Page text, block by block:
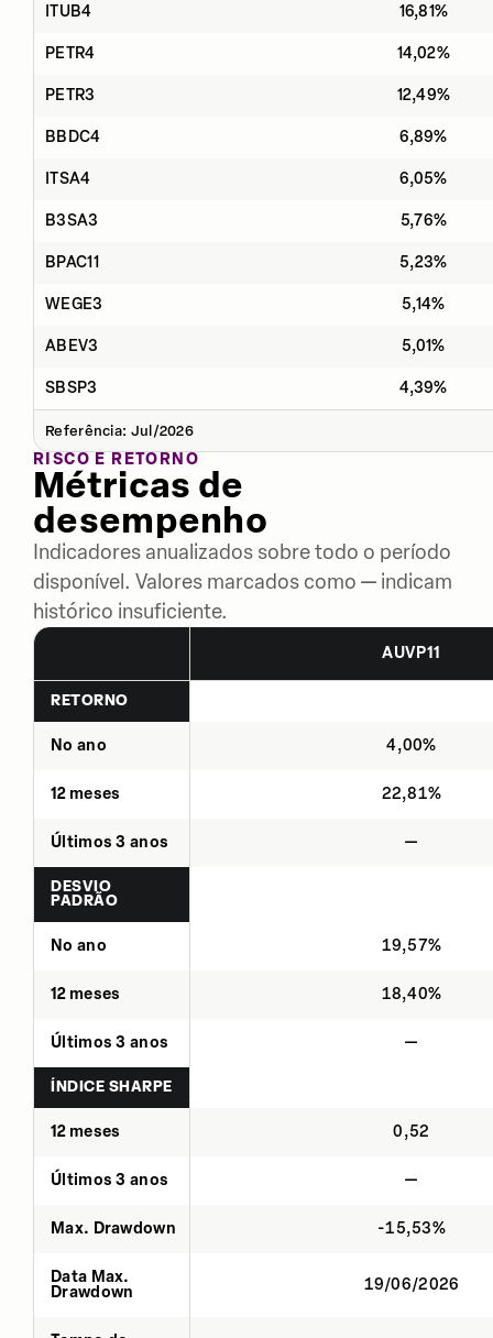
ITUB4 16,81%
PETR4 14,02%
PETR3 12,49%
BBDC4 6,89%
ITSA4 6,05%
B3SA3 5,76%
BPAC11 5,23%
WEGE3 5,14%
ABEV3 5,01%
SBSP3 4,39%
Referência: Jul/2026
RISCO E RETORNO
Métricas de
desempenho
Indicadores anualizados sobre todo o período
disponível. Valores marcados como — indicam
histórico insuficiente.
AUVP11
RETORNO
No ano 4,00%
12 meses 22,81%
Últimos 3 anos —
DESVIO
PADRÃO
No ano 19,57%
12 meses 18,40%
Últimos 3 anos —
ÍNDICE SHARPE
12 meses 0,52
Últimos 3 anos —
Max. Drawdown -15,53%
Data Max.
Drawdown
19/06/2026